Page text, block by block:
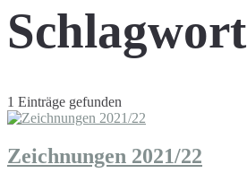
Schlagwort
1 Einträge gefunden
Zeichnungen 2021/22